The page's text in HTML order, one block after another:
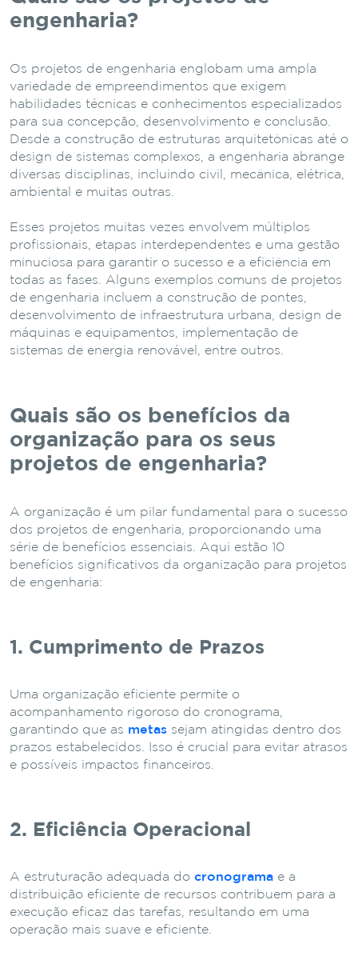
engenharia?
Os projetos de engenharia englobam uma ampla
variedade de empreendimentos que exigem
habilidades técnicas e conhecimentos especializados
para sua concepção, desenvolvimento e conclusão.
Desde a construção de estruturas arquitetônicas até o
design de sistemas complexos, a engenharia abrange
diversas disciplinas, incluindo civil, mecânica, elétrica,
ambiental e muitas outras.
Esses projetos muitas vezes envolvem múltiplos
profissionais, etapas interdependentes e uma gestão
minuciosa para garantir o sucesso e a eficiência em
todas as fases. Alguns exemplos comuns de projetos
de engenharia incluem a construção de pontes,
desenvolvimento de infraestrutura urbana, design de
máquinas e equipamentos, implementação de
sistemas de energia renovável, entre outros.
Quais são os benefícios da
organização para os seus
projetos de engenharia?
A organização é um pilar fundamental para o sucesso
dos projetos de engenharia, proporcionando uma
série de benefícios essenciais. Aqui estão 10
benefícios significativos da organização para projetos
de engenharia:
1. Cumprimento de Prazos
Uma organização eficiente permite o
acompanhamento rigoroso do cronograma,
garantindo que as metas sejam atingidas dentro dos
prazos estabelecidos. Isso é crucial para evitar atrasos
e possíveis impactos financeiros.
2. Eficiência Operacional
A estruturação adequada do cronograma e a
distribuição eficiente de recursos contribuem para a
execução eficaz das tarefas, resultando em uma
operação mais suave e eficiente.